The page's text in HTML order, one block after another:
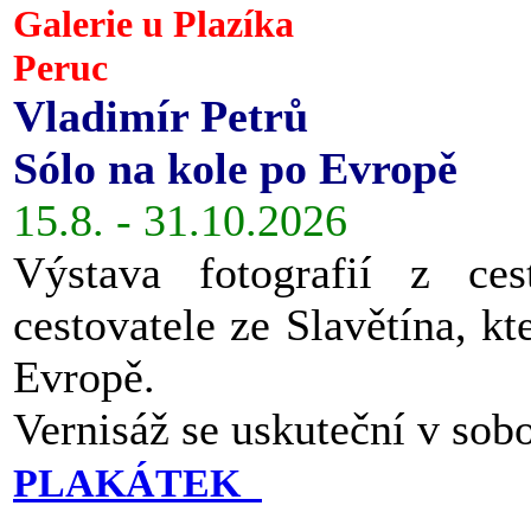
Galerie u Plazíka
Peruc
Vladimír Petrů
Sólo na kole po Evropě
15.8. - 31.10.2026
Výstava fotografií z
cestovatele ze Slavětína,
Evropě.
Vernisáž se uskuteční v
PLAKÁTEK